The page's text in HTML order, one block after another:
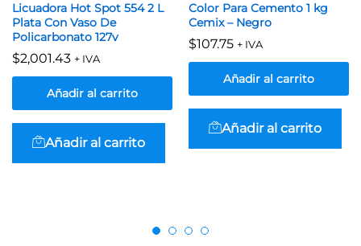
Licuadora Hot Spot 554 2 L
Plata Con Vaso De
Policarbonato 127v
$2,001.43 + IVA
Añadir al carrito
Añadir al carrito
Color Para Cemento 1 kg
Cemix – Negro
$107.75 + IVA
Añadir al carrito
Añadir al carrito